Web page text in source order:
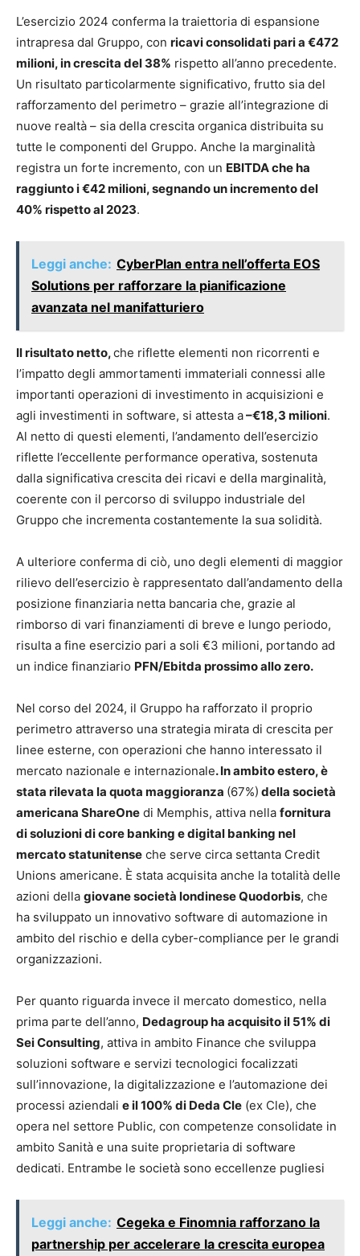
L’esercizio 2024 conferma la traiettoria di espansione
intrapresa dal Gruppo, con ricavi consolidati pari a €472
milioni, in crescita del 38% rispetto all’anno precedente.
Un risultato particolarmente significativo, frutto sia del
rafforzamento del perimetro – grazie all’integrazione di
nuove realtà – sia della crescita organica distribuita su
tutte le componenti del Gruppo. Anche la marginalità
registra un forte incremento, con un EBITDA che ha
raggiunto i €42 milioni, segnando un incremento del
40% rispetto al 2023.
Leggi anche: CyberPlan entra nell’offerta EOS
Solutions per rafforzare la pianificazione
avanzata nel manifatturiero
Il risultato netto,che riflette elementi non ricorrenti e
l’impatto degli ammortamenti immateriali connessi alle
importanti operazioni di investimento in acquisizioni e
agli investimenti in software, si attesta a–€18,3 milioni.
Al netto di questi elementi, l’andamento dell’esercizio
riflette l’eccellente performance operativa, sostenuta
dalla significativa crescita dei ricavi e della marginalità,
coerente con il percorso di sviluppo industriale del
Gruppo che incrementa costantemente la sua solidità.
A ulteriore conferma di ciò, uno degli elementi di maggior
rilievo dell’esercizio è rappresentato dall’andamento della
posizione finanziaria netta bancaria che, grazie al
rimborso di vari finanziamenti di breve e lungo periodo,
risulta a fine esercizio pari a soli €3 milioni, portando ad
un indice finanziario PFN/Ebitda prossimo allo zero.
Nel corso del 2024, il Gruppo ha rafforzato il proprio
perimetro attraverso una strategia mirata di crescita per
linee esterne, con operazioni che hanno interessato il
mercato nazionale e internazionale. In ambito estero, è
stata rilevata la quota maggioranza (67%) della società
americana ShareOne di Memphis, attiva nella fornitura
di soluzioni di core banking e digital banking nel
mercato statunitense che serve circa settanta Credit
Unions americane. È stata acquisita anche la totalità delle
azioni della giovane società londinese Quodorbis, che
ha sviluppato un innovativo software di automazione in
ambito del rischio e della cyber-compliance per le grandi
organizzazioni.
Per quanto riguarda invece il mercato domestico, nella
prima parte dell’anno, Dedagroup ha acquisito il 51% di
Sei Consulting, attiva in ambito Finance che sviluppa
soluzioni software e servizi tecnologici focalizzati
sull’innovazione, la digitalizzazione e l’automazione dei
processi aziendali e il 100% di Deda Cle (ex Cle), che
opera nel settore Public, con competenze consolidate in
ambito Sanità e una suite proprietaria di software
dedicati. Entrambe le società sono eccellenze pugliesi
Leggi anche: Cegeka e Finomnia rafforzano la
partnership per accelerare la crescita europea